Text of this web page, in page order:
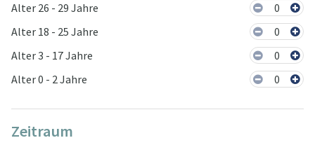
Alter 26 - 29 Jahre
0
Alter 18 - 25 Jahre
0
Alter 3 - 17 Jahre
0
Alter 0 - 2 Jahre
0
Zeitraum